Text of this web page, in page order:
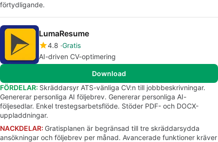
förtydligande.
LumaResume
4.8 Gratis
AI-driven CV-optimering
Download
FÖRDELAR: Skräddarsyr ATS-vänliga CV:n till jobbbeskrivningar.
Genererar personliga AI följebrev. Genererar personliga AI-
följesedlar. Enkel trestegsarbetsflöde. Stöder PDF- och DOCX-
uppladdningar.
NACKDELAR: Gratisplanen är begränsad till tre skräddarsydda
ansökningar och följebrev per månad. Avancerade funktioner kräver